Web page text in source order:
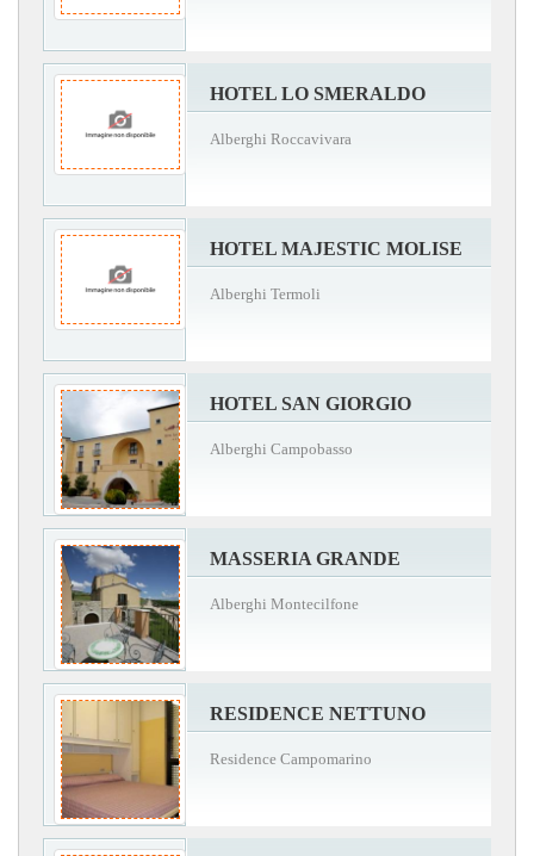
HOTEL LO SMERALDO
Alberghi Roccavivara
HOTEL MAJESTIC MOLISE
Alberghi Termoli
HOTEL SAN GIORGIO
Alberghi Campobasso
MASSERIA GRANDE
Alberghi Montecilfone
RESIDENCE NETTUNO
Residence Campomarino